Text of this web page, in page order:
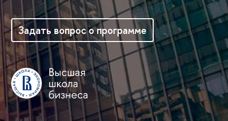
Задать вопрос о программе